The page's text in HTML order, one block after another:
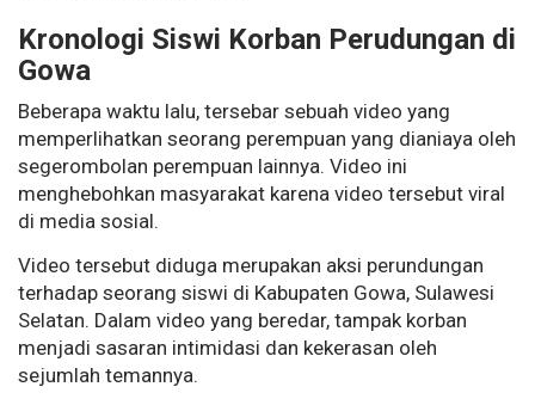
Kronologi Siswi Korban Perudungan di
Gowa
Beberapa waktu lalu, tersebar sebuah video yang
memperlihatkan seorang perempuan yang dianiaya oleh
segerombolan perempuan lainnya. Video ini
menghebohkan masyarakat karena video tersebut viral
di media sosial.
Video tersebut diduga merupakan aksi perundungan
terhadap seorang siswi di Kabupaten Gowa, Sulawesi
Selatan. Dalam video yang beredar, tampak korban
menjadi sasaran intimidasi dan kekerasan oleh
sejumlah temannya.